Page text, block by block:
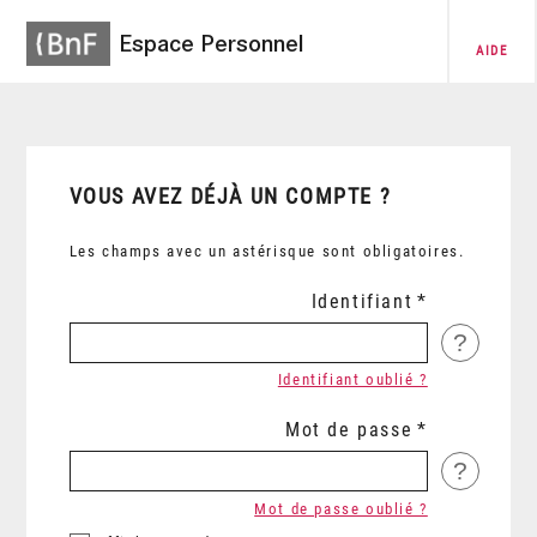
Espace Personnel AIDE
VOUS AVEZ DÉJÀ UN COMPTE ?
Les champs avec un astérisque sont obligatoires.
Identifiant
?
Identifiant oublié ?
Mot de passe
?
Mot de passe oublié ?